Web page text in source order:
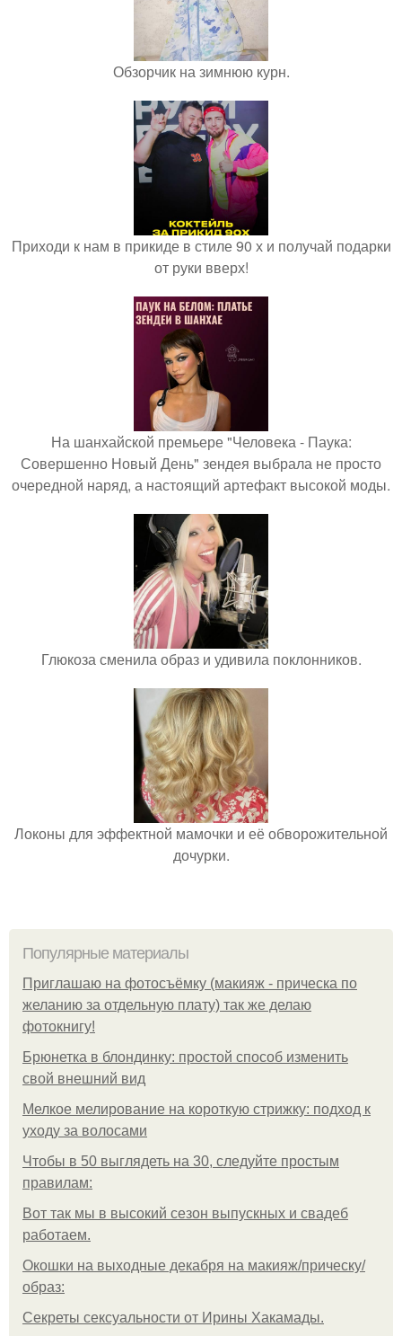
Обзорчик на зимнюю курн.
Приходи к нам в прикиде в стиле 90 х и получай подарки
от руки вверх!
На шанхайской премьере "Человека - Паука:
Совершенно Новый День" зендея выбрала не просто
очередной наряд, а настоящий артефакт высокой моды.
Глюкоза сменила образ и удивила поклонников.
Локоны для эффектной мамочки и её обворожительной
дочурки.
Популярные материалы
Приглашаю на фотосъёмку (макияж - прическа по
желанию за отдельную плату) так же делаю
фотокнигу!
Брюнетка в блондинку: простой способ изменить
свой внешний вид
Мелкое мелирование на короткую стрижку: подход к
уходу за волосами
Чтобы в 50 выглядеть на 30, следуйте простым
правилам:
Вот так мы в высокий сезон выпускных и свадеб
работаем.
Окошки на выходные декабря на макияж/прическу/
образ:
Секреты сексуальности от Ирины Хакамады.